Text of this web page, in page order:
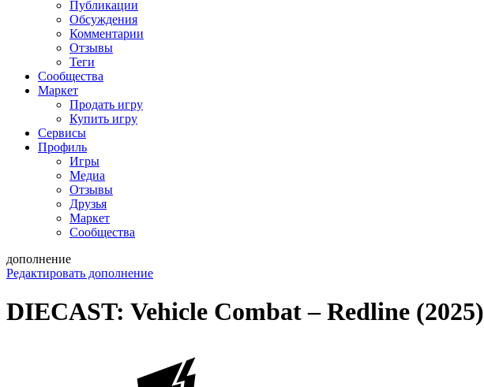
Публикации
Обсуждения
Комментарии
Отзывы
Теги
Сообщества
Маркет
Продать игру
Купить игру
Сервисы
Профиль
Игры
Медиа
Отзывы
Друзья
Маркет
Сообщества
дополнение
Редактировать дополнение
DIECAST: Vehicle Combat – Redline (2025)